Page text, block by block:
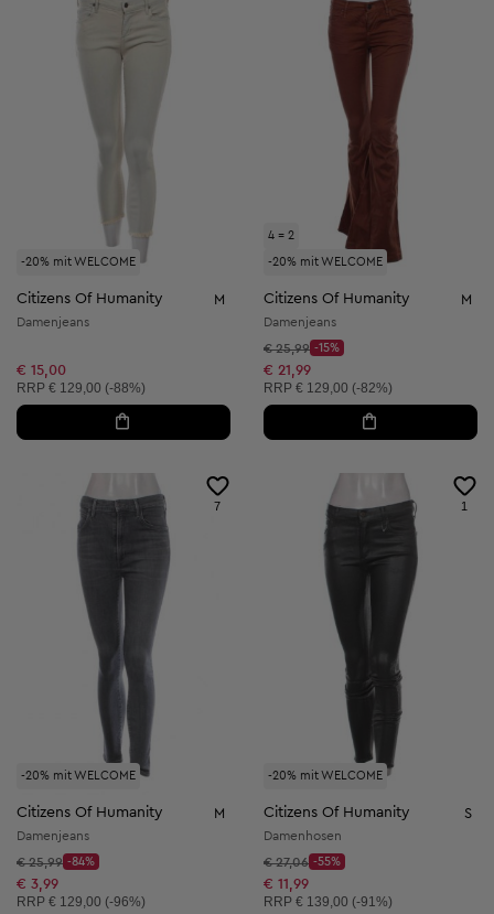
-20% mit WELCOME
Citizens Of Humanity M
Damenjeans
€ 15,00
Unverbindliche Preisempfehlung:
RRP € 129,00 (-88%)
4 = 2
-20% mit WELCOME
Citizens Of Humanity M
Damenjeans
Startpreis:
€ 25,99
Discount Price:
-15%
Reduzierter Preis:
€ 21,99
Unverbindliche Preisempfehlung:
RRP € 129,00 (-82%)
-20% mit WELCOME
7
Citizens Of Humanity M
Damenjeans
Startpreis:
€ 25,99
Discount Price:
-84%
Reduzierter Preis:
€ 3,99
Unverbindliche Preisempfehlung:
RRP € 129,00 (-96%)
-20% mit WELCOME
1
Citizens Of Humanity S
Damenhosen
Startpreis:
€ 27,06
Discount Price:
-55%
Reduzierter Preis:
€ 11,99
Unverbindliche Preisempfehlung:
RRP € 139,00 (-91%)